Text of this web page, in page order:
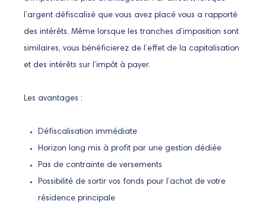
l’argent défiscalisé que vous avez placé vous a rapporté
des intérêts. Même lorsque les tranches d’imposition sont
similaires, vous bénéficierez de l’effet de la capitalisation
et des intérêts sur l’impôt à payer.
Les avantages :
Défiscalisation immédiate
Horizon long mis à profit par une gestion dédiée
Pas de contrainte de versements
Possibilité de sortir vos fonds pour l’achat de votre
résidence principale